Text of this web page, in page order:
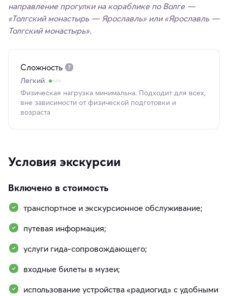
направление прогулки на кораблике по Волге —
«Толгский монастырь — Ярославль» или «Ярославль —
Толгский монастырь».
Сложность
Легкий
Физическая нагрузка минимальна. Подходит для всех,
вне зависимости от физической подготовки и
возраста
Условия экскурсии
Включено в стоимость
транспортное и экскурсионное обслуживание;
путевая информация;
услуги гида-сопровождающего;
входные билеты в музеи;
использование устройства «радиогид» с удобными